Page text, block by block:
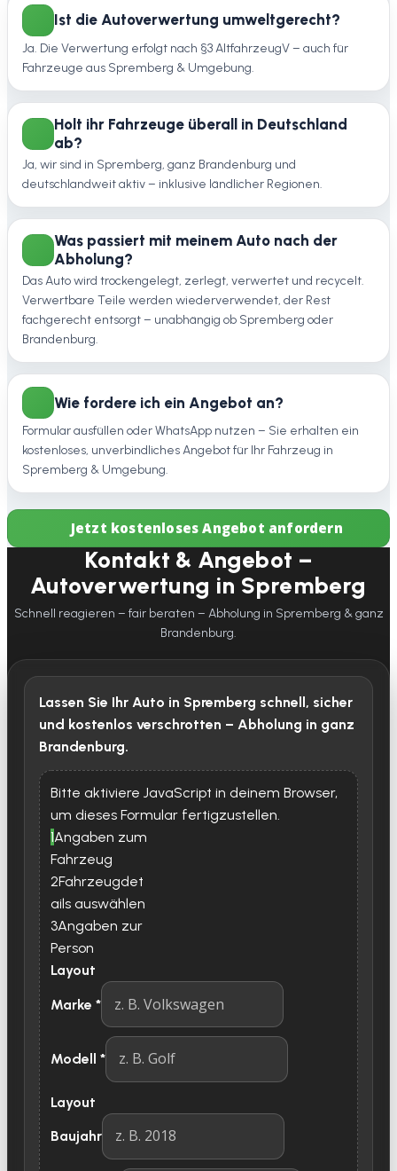
Ist die Autoverwertung umweltgerecht?
Ja. Die Verwertung erfolgt nach §3 AltfahrzeugV – auch für
Fahrzeuge aus Spremberg & Umgebung.
Holt ihr Fahrzeuge überall in Deutschland
ab?
Ja, wir sind in Spremberg, ganz Brandenburg und
deutschlandweit aktiv – inklusive ländlicher Regionen.
Was passiert mit meinem Auto nach der
Abholung?
Das Auto wird trockengelegt, zerlegt, verwertet und recycelt.
Verwertbare Teile werden wiederverwendet, der Rest
fachgerecht entsorgt – unabhängig ob Spremberg oder
Brandenburg.
Wie fordere ich ein Angebot an?
Formular ausfüllen oder WhatsApp nutzen – Sie erhalten ein
kostenloses, unverbindliches Angebot für Ihr Fahrzeug in
Spremberg & Umgebung.
Jetzt kostenloses Angebot anfordern
Kontakt & Angebot –
Autoverwertung in Spremberg
Schnell reagieren – fair beraten – Abholung in Spremberg & ganz
Brandenburg.
Lassen Sie Ihr Auto in Spremberg schnell, sicher
und kostenlos verschrotten – Abholung in ganz
Brandenburg.
Bitte aktiviere JavaScript in deinem Browser,
um dieses Formular fertigzustellen.
1Angaben zum
Fahrzeug
2Fahrzeugdet
ails auswählen
3Angaben zur
Person
Layout
Marke *
Modell *
Layout
Baujahr